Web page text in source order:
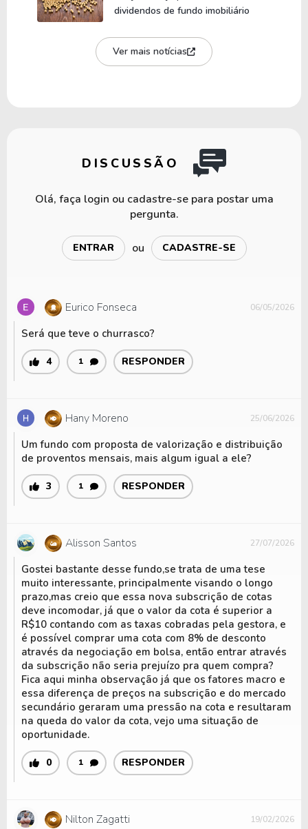
dividendos de fundo imobiliário
Ver mais notícias
DISCUSSÃO
Olá, faça login ou cadastre-se para postar uma
pergunta.
ENTRAR ou CADASTRE-SE
Eurico Fonseca 06/05/2026
Será que teve o churrasco?
4 1 RESPONDER
Hany Moreno 25/06/2026
Um fundo com proposta de valorização e distribuição
de proventos mensais, mais algum igual a ele?
3 1 RESPONDER
Alisson Santos 27/07/2026
Gostei bastante desse fundo,se trata de uma tese
muito interessante, principalmente visando o longo
prazo,mas creio que essa nova subscrição de cotas
deve incomodar, já que o valor da cota é superior a
R$10 contando com as taxas cobradas pela gestora, e
é possível comprar uma cota com 8% de desconto
através da negociação em bolsa, então entrar através
da subscrição não seria prejuízo pra quem compra?
Fica aqui minha observação já que os fatores macro e
essa diferença de preços na subscrição e do mercado
secundário geraram uma pressão na cota e resultaram
na queda do valor da cota, vejo uma situação de
oportunidade.
0 1 RESPONDER
Nilton Zagatti 19/02/2026